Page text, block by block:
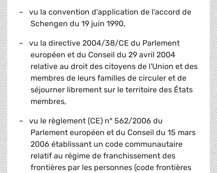
– vu la convention d'application de l'accord de
Schengen du 19 juin 1990,
– vu la directive 2004/38/CE du Parlement
européen et du Conseil du 29 avril 2004
relative au droit des citoyens de l'Union et des
membres de leurs familles de circuler et de
séjourner librement sur le territoire des États
membres,
– vu le règlement (CE) n° 562/2006 du
Parlement européen et du Conseil du 15 mars
2006 établissant un code communautaire
relatif au régime de franchissement des
frontières par les personnes (code frontières